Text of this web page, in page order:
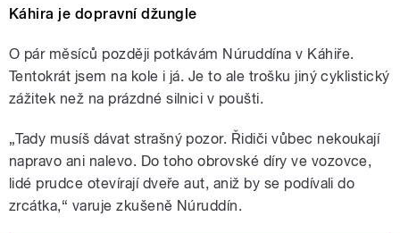
Káhira je dopravní džungle
O pár měsíců později potkávám Núruddína v Káhiře.
Tentokrát jsem na kole i já. Je to ale trošku jiný cyklistický
zážitek než na prázdné silnici v poušti.
„Tady musíš dávat strašný pozor. Řidiči vůbec nekoukají
napravo ani nalevo. Do toho obrovské díry ve vozovce,
lidé prudce otevírají dveře aut, aniž by se podívali do
zrcátka,“ varuje zkušeně Núruddín.